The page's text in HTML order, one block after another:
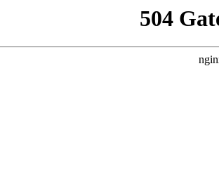
504